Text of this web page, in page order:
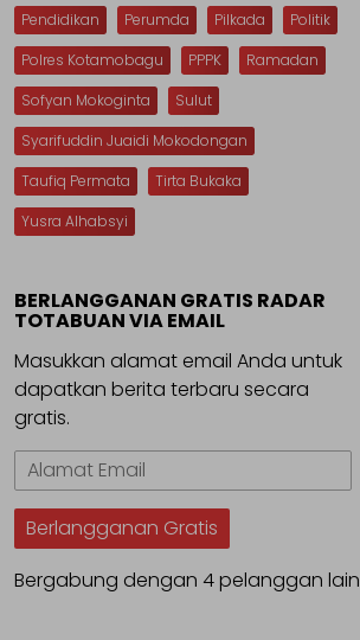
Pendidikan
Perumda Pilkada
Politik
Polres Kotamobagu
PPPK
Ramadan
Sofyan Mokoginta
Sulut
Syarifuddin Juaidi Mokodongan
Taufiq Permata
Tirta Bukaka
Yusra Alhabsyi
BERLANGGANAN GRATIS RADAR
TOTABUAN VIA EMAIL
Masukkan alamat email Anda untuk
dapatkan berita terbaru secara
gratis.
Alamat
Email
Berlangganan Gratis
Bergabung dengan 4 pelanggan lain